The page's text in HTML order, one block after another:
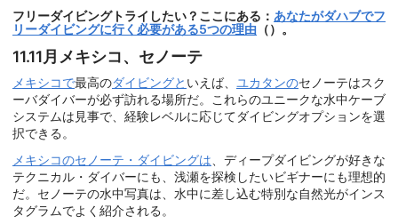
フリーダイビングトライしたい？ここにある： あなたがダハブでフ
リーダイビングに行く必要がある5つの理由 （）。
11.11月メキシコ、セノーテ
メキシコで最高のダイビングと いえば、 ユカタンのセノーテはスク
ーバダイバーが必ず訪れる場所だ。これらのユニークな水中ケーブ
システムは見事で、経験レベルに応じてダイビングオプションを選
択できる。
メキシコのセノーテ・ダイビングは 、ディープダイビングが好きな
テクニカル・ダイバーにも、浅瀬を探検したいビギナーにも理想的
だ。セノーテの水中写真は、水中に差し込む特別な自然光がインス
タグラムでよく紹介される。